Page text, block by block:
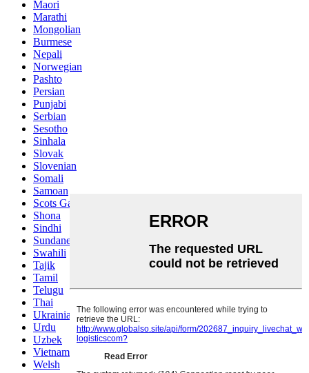
Maori
Marathi
Mongolian
Burmese
Nepali
Norwegian
Pashto
Persian
Punjabi
Serbian
Sesotho
Sinhala
Slovak
Slovenian
Somali
Samoan
Scots Gaelic
Shona
Sindhi
Sundanese
Swahili
Tajik
Tamil
Telugu
Thai
Ukrainian
Urdu
Uzbek
Vietnamese
Welsh